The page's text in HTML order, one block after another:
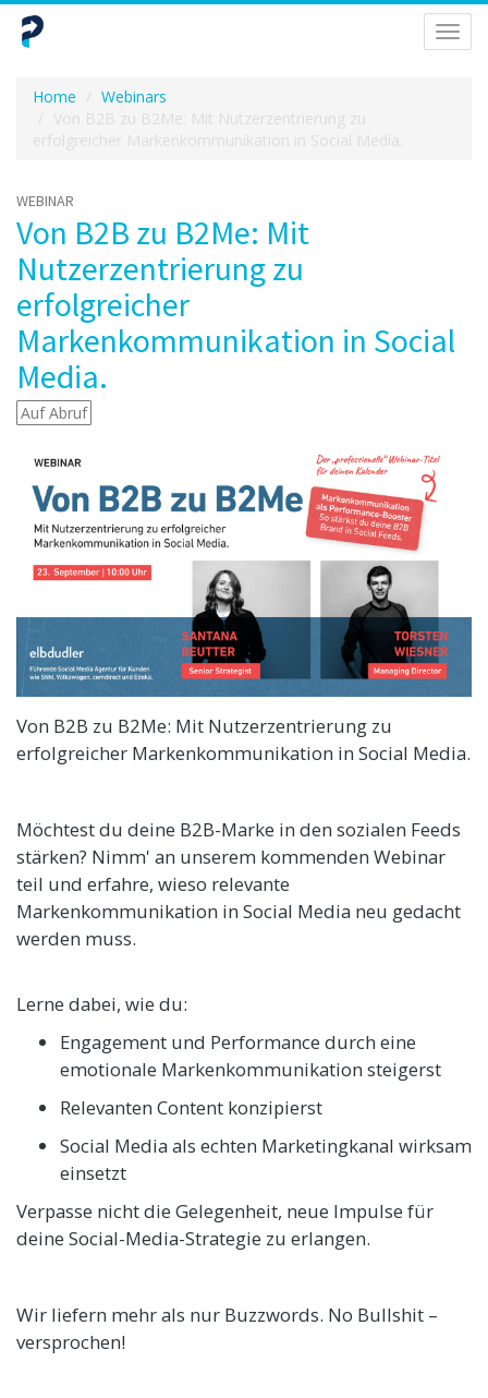
Home
Webinars
Von B2B zu B2Me: Mit Nutzerzentrierung zu
erfolgreicher Markenkommunikation in Social Media.
WEBINAR
Von B2B zu B2Me: Mit
Nutzerzentrierung zu
erfolgreicher
Markenkommunikation in Social
Media.
Auf Abruf
Von B2B zu B2Me: Mit Nutzerzentrierung zu
erfolgreicher Markenkommunikation in Social Media.
Möchtest du deine B2B-Marke in den sozialen Feeds
stärken? Nimm' an unserem kommenden Webinar
teil und erfahre, wieso relevante
Markenkommunikation in Social Media neu gedacht
werden muss.
Lerne dabei, wie du:
Engagement und Performance durch eine
emotionale Markenkommunikation steigerst
Relevanten Content konzipierst
Social Media als echten Marketingkanal wirksam
einsetzt
Verpasse nicht die Gelegenheit, neue Impulse für
deine Social-Media-Strategie zu erlangen.
Wir liefern mehr als nur Buzzwords. No Bullshit –
versprochen!